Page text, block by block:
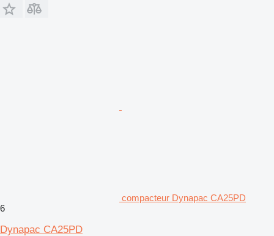
compacteur Dynapac CA25PD
6
Dynapac CA25PD